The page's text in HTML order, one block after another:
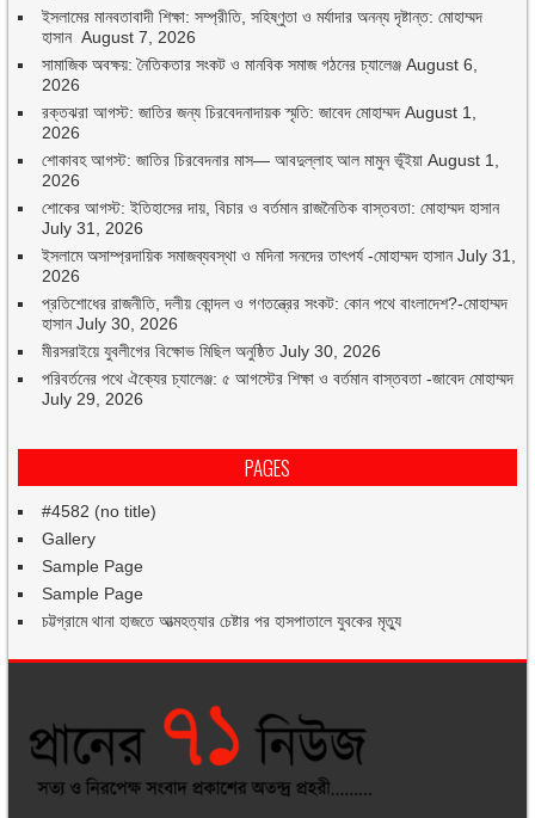
ইসলামের মানবতাবাদী শিক্ষা: সম্প্রীতি, সহিষ্ণুতা ও মর্যাদার অনন্য দৃষ্টান্ত: মোহাম্মদ
হাসান August 7, 2026
সামাজিক অবক্ষয়: নৈতিকতার সংকট ও মানবিক সমাজ গঠনের চ্যালেঞ্জ August 6,
2026
রক্তঝরা আগস্ট: জাতির জন্য চিরবেদনাদায়ক স্মৃতি: জাবেদ মোহাম্মদ August 1,
2026
শোকাবহ আগস্ট: জাতির চিরবেদনার মাস— আবদুল্লাহ আল মামুন ভূঁইয়া August 1,
2026
শোকের আগস্ট: ইতিহাসের দায়, বিচার ও বর্তমান রাজনৈতিক বাস্তবতা: মোহাম্মদ হাসান
July 31, 2026
ইসলামে অসাম্প্রদায়িক সমাজব্যবস্থা ও মদিনা সনদের তাৎপর্য -মোহাম্মদ হাসান July 31,
2026
প্রতিশোধের রাজনীতি, দলীয় কোন্দল ও গণতন্ত্রের সংকট: কোন পথে বাংলাদেশ?-মোহাম্মদ
হাসান July 30, 2026
মীরসরাইয়ে যুবলীগের বিক্ষোভ মিছিল অনুষ্ঠিত July 30, 2026
পরিবর্তনের পথে ঐক্যের চ্যালেঞ্জ: ৫ আগস্টের শিক্ষা ও বর্তমান বাস্তবতা -জাবেদ মোহাম্মদ
July 29, 2026
PAGES
#4582 (no title)
Gallery
Sample Page
Sample Page
চট্টগ্রামে থানা হাজতে আত্মহত্যার চেষ্টার পর হাসপাতালে যুবকের মৃত্যু